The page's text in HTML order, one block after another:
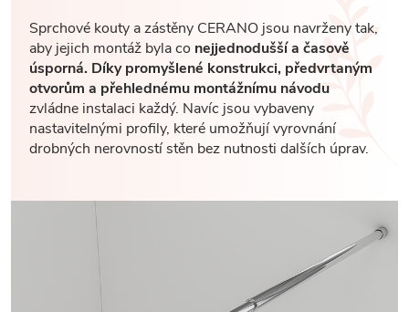
Sprchové kouty a zástěny CERANO jsou navrženy tak,
aby jejich montáž byla co nejjednodušší a časově
úsporná. Díky promyšlené konstrukci, předvrtaným
otvorům a přehlednému montážnímu návodu
zvládne instalaci každý. Navíc jsou vybaveny
nastavitelnými profily, které umožňují vyrovnání
drobných nerovností stěn bez nutnosti dalších úprav.